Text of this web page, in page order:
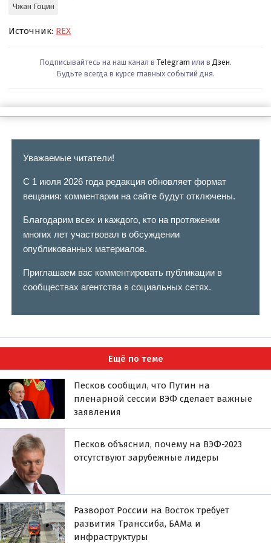
Чжан Гоцин
Источник: REX
Подписывайтесь на наш канал в Telegram или в Дзен.
Будьте всегда в курсе главных событий дня.
Уважаемые читатели!
С 1 июля 2026 года редакция обновляет формат
вещания: комментарии на сайте будут отключены.
Благодарим всех и каждого, кто на протяжении
многих лет участвовал в обсуждении
опубликованных материалов.
Приглашаем вас комментировать публикации в
сообществах агентства в социальных сетях.
Ещё по теме
Песков сообщил, что Путин на
пленарной сессии ВЭФ сделает важные
заявления
Песков объяснил, почему на ВЭФ-2023
отсутствуют зарубежные лидеры
Разворот России на Восток требует
развития Транссиба, БАМа и
инфраструктуры